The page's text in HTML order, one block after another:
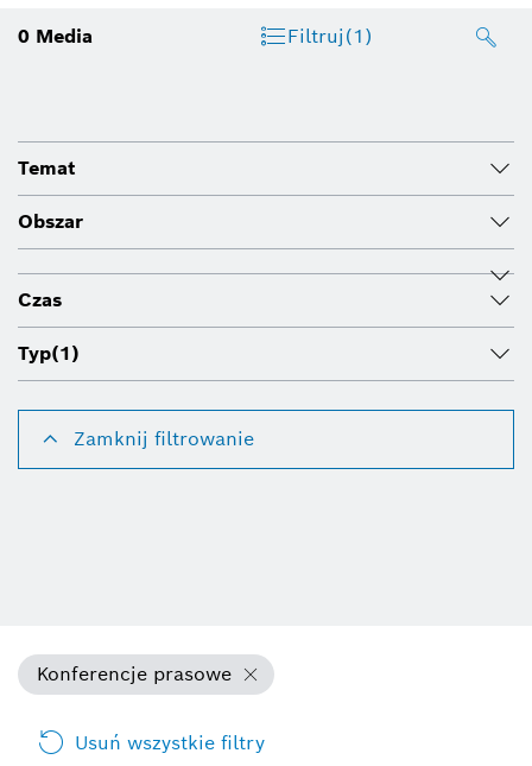
0 Media Filtruj(1)
Temat
Obszar
Czas
Typ(1)
Zamknij filtrowanie
Konferencje prasowe
Usuń wszystkie filtry